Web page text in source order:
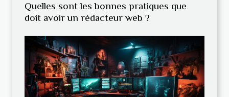
Quelles sont les bonnes pratiques que
doit avoir un rédacteur web ?